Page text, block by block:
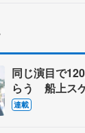
同じ演目で
らう 船上ス
とは 影響あ
連載